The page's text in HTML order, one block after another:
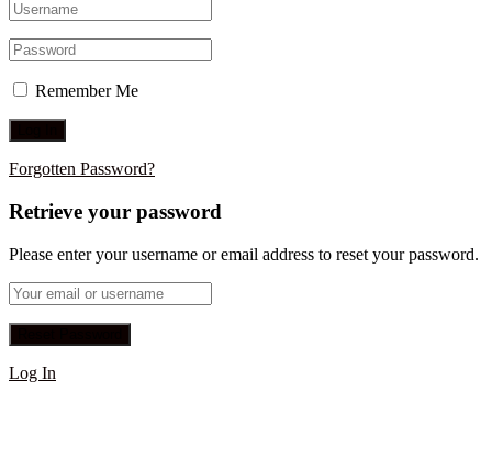
Remember Me
Forgotten Password?
Retrieve your password
Please enter your username or email address to reset your password.
Log In